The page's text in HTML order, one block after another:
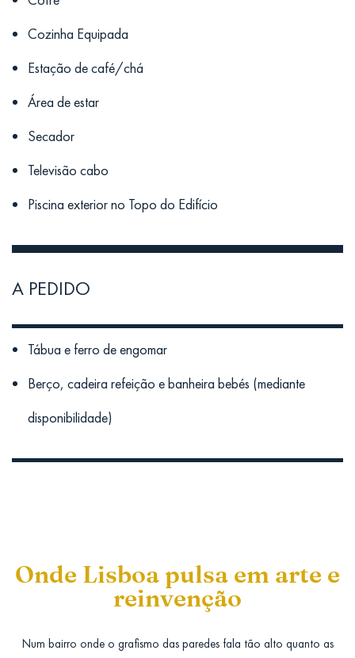
Cozinha Equipada
Estação de café/chá
Área de estar
Secador
Televisão cabo
Piscina exterior no Topo do Edifício
A PEDIDO
Tábua e ferro de engomar
Berço, cadeira refeição e banheira bebés (mediante
disponibilidade)
Onde Lisboa pulsa em arte e
reinvenção
Num bairro onde o grafismo das paredes fala tão alto quanto as